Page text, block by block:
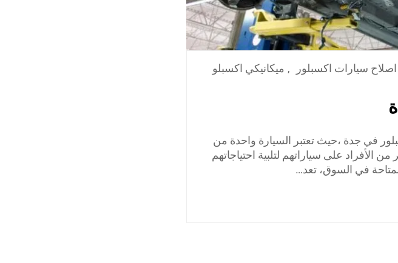
سيارات اكسبلور , ميكانيكي اكسبلو
في جدة ،حيث تعتبر السيارة واحدة من
من الأفراد على سياراتهم لتلبية احتياجاتهم
في السوق، تعد…